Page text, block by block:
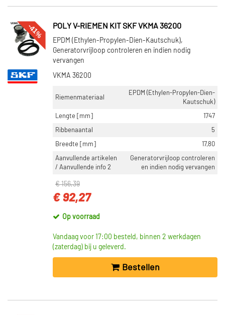
-41% POLY V-RIEMEN KIT SKF VKMA 36200
EPDM (Ethylen-Propylen-Dien-Kautschuk),
Generatorvrijloop controleren en indien nodig
vervangen
VKMA 36200
Riemenmateriaal
EPDM (Ethylen-Propylen-Dien-
Kautschuk)
Lengte [mm]
1747
Ribbenaantal
5
Breedte [mm]
17,80
Aanvullende artikelen
/ Aanvullende info 2
Generatorvrijloop controleren
en indien nodig vervangen
€ 156,39
€ 92,27
Op voorraad
Vandaag voor 17:00 besteld, binnen 2 werkdagen
(zaterdag) bij u geleverd.
Bestellen